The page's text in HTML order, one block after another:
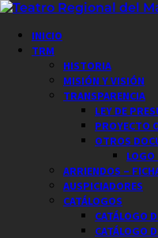
Saltar
contenido
Menú
principal
INICIO
TRM
HISTORIA
MISIÓN Y VISIÓN
TRANSPARENCIA
LEY DE
PROYECTO
OTROS
ARRIENDOS –
AUSPICIADORES
CATÁLOGOS
CATÁLOGO
CATÁLOGO